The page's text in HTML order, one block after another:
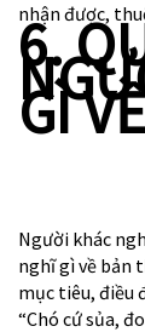
nhận được,
6.
GÌ
Người khác
nghĩ gì về bản
mục tiêu, điều
“Chó cứ sủa,